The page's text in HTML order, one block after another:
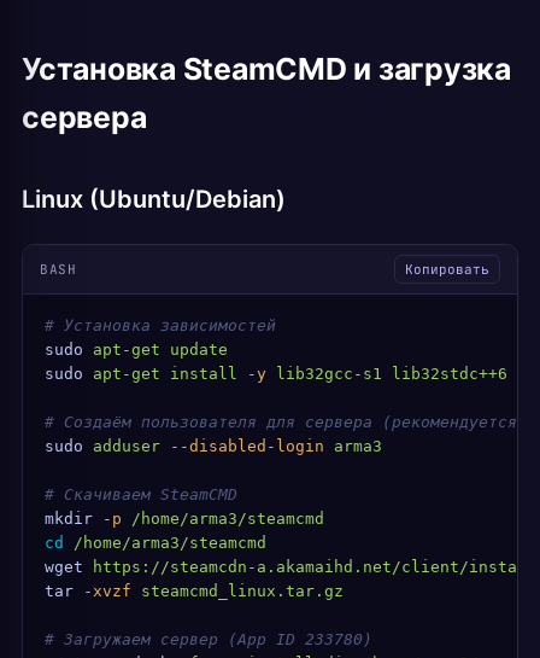
Установка SteamCMD и загрузка
сервера
Linux (Ubuntu/Debian)
BASH Копировать
# Установка зависимостей
sudo apt-get update
sudo apt-get install -y lib32gcc-s1 lib32stdc++6
# Создаём пользователя для сервера (рекомендуется)
sudo adduser --disabled-login arma3
# Скачиваем SteamCMD
mkdir -p /home/arma3/steamcmd
cd
/home/arma3/steamcmd
wget https://steamcdn-a.akamaihd.net/client/
tar -xvzf steamcmd_linux.tar.gz
# Загружаем сервер (App ID 233780)